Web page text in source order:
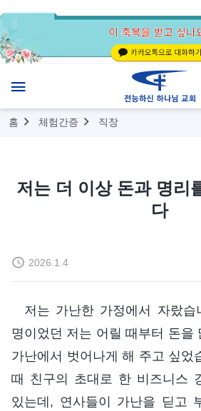
홈 체험간증 직장
저는 더 이상 돈과 명리
다
2026.1.4
저는 가난한 가정에서 자랐
명이었던 저는 어릴 때부터 돈을
가난에서 벗어나게 해 주고 싶었
때 친구의 초대로 한 비즈니스
있는데, 연사들이 가난을 딛고